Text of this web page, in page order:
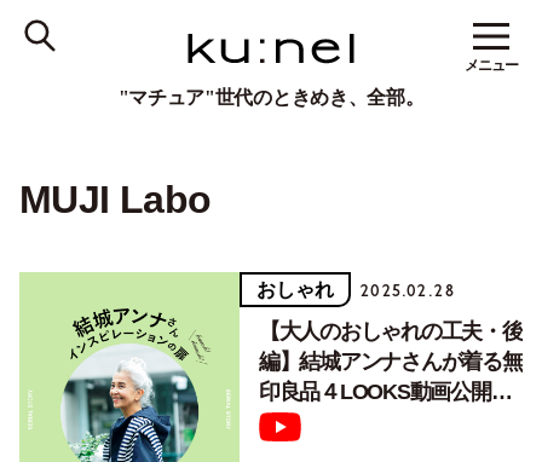
"マチュア"世代のときめき、全部。
メニュー
MUJI Labo
おしゃれ 2025.02.28
【大人のおしゃれの工夫・後
編】結城アンナさんが着る無
印良品４LOOKS動画公開！
Vol.36